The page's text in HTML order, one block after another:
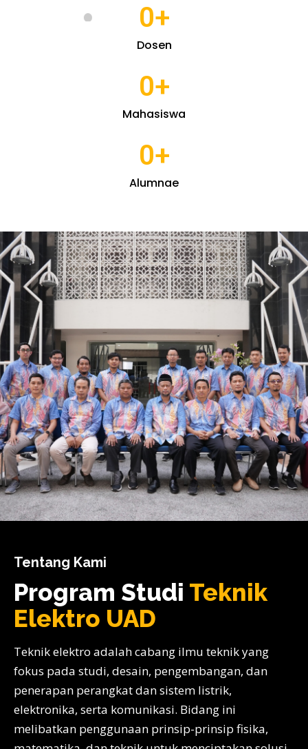
0+
Dosen
0+
Mahasiswa
0+
Alumnae
Tentang Kami
Program Studi Teknik
Elektro UAD
Teknik elektro adalah cabang ilmu teknik yang
fokus pada studi, desain, pengembangan, dan
penerapan perangkat dan sistem listrik,
elektronika, serta komunikasi. Bidang ini
melibatkan penggunaan prinsip-prinsip fisika,